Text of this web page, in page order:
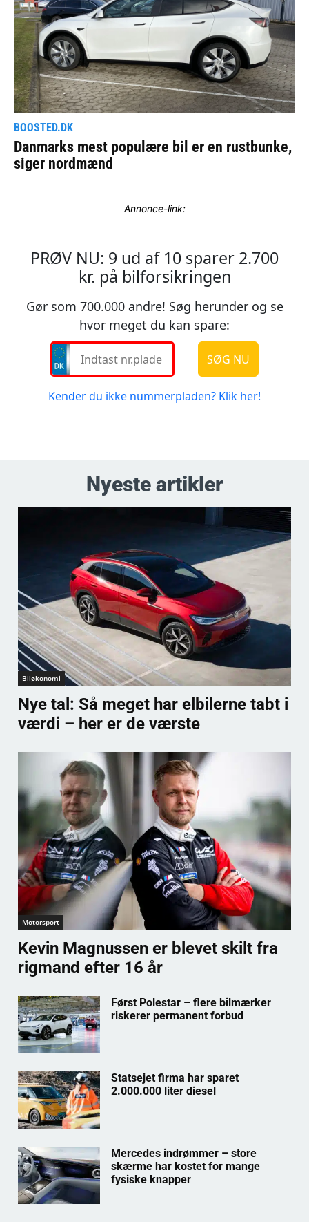
Annonce-link:
Nyeste artikler
Biløkonomi
Nye tal: Så meget har elbilerne tabt i
værdi – her er de værste
Motorsport
Kevin Magnussen er blevet skilt fra
rigmand efter 16 år
Først Polestar – flere bilmærker
riskerer permanent forbud
Statsejet firma har sparet
2.000.000 liter diesel
Mercedes indrømmer – store
skærme har kostet for mange
fysiske knapper